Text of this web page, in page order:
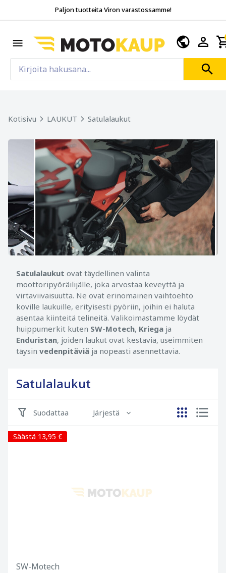
Paljon tuotteita Viron varastossamme!
Kotisivu LAUKUT Satulalaukut
Satulalaukut ovat täydellinen valinta
moottoripyöräilijälle, joka arvostaa keveyttä ja
virtaviivaisuutta. Ne ovat erinomainen vaihtoehto
koville laukuille, erityisesti pyöriin, joihin ei haluta
asentaa kiinteitä telineitä. Valikoimastamme löydät
huippumerkit kuten SW-Motech, Kriega ja
Enduristan, joiden laukut ovat kestäviä, useimmiten
täysin vedenpitäviä ja nopeasti asennettavia.
Satulalaukut
Suodattaa Järjestä
Säästä 13,95 €
SW-Motech